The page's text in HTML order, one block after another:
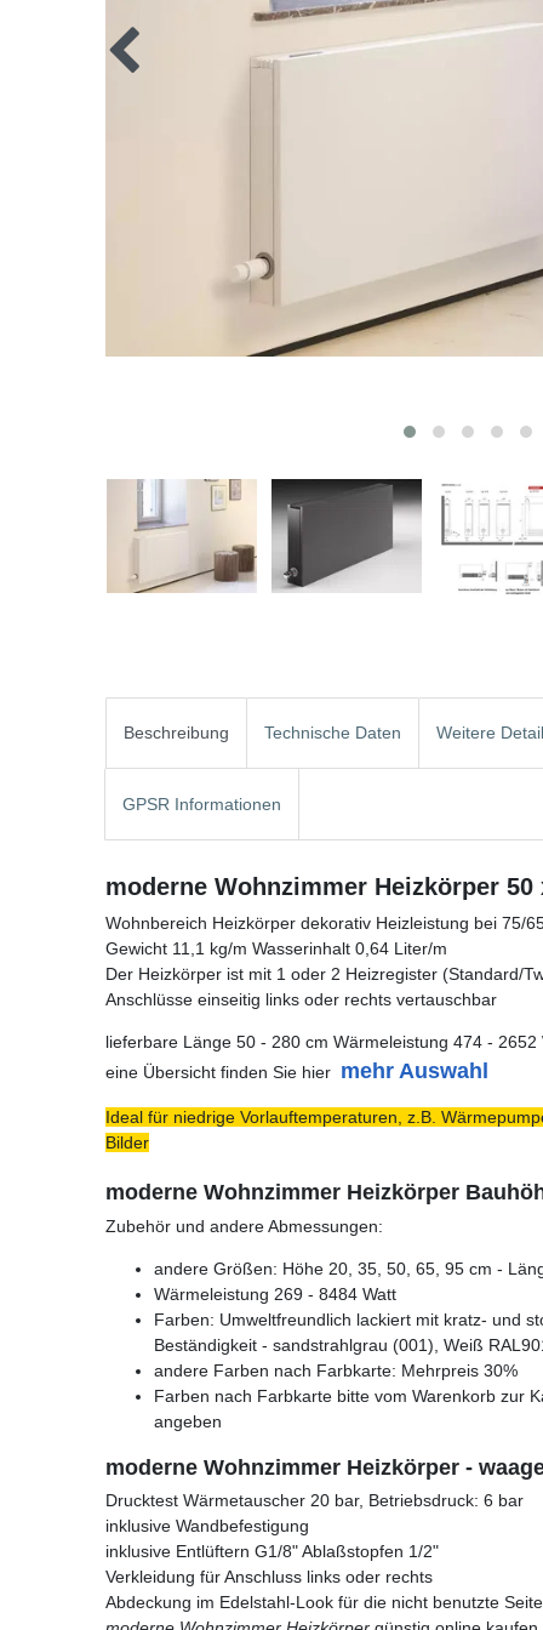
Beschreibung Technische Daten Weitere
GPSR Informationen
moderne Wohnzimmer Heizkörper 50
Wohnbereich Heizkörper dekorativ Heizleistung bei 75/
Gewicht 11,1 kg/m Wasserinhalt 0,64 Liter/m
Der Heizkörper ist mit 1 oder 2 Heizregister (Standard/
Anschlüsse einseitig links oder rechts vertauschbar
lieferbare Länge 50 - 280 cm Wärmeleistung 474 - 2652
eine Übersicht finden Sie hier mehr Auswahl
Ideal für niedrige Vorlauftemperaturen, z.B.
Bilder
moderne Wohnzimmer Heizkörper
Zubehör und andere Abmessungen:
andere Größen: Höhe 20, 35, 50, 65, 95 cm -
Wärmeleistung 269 - 8484 Watt
Farben: Umweltfreundlich lackiert mit kratz- und
Beständigkeit - sandstrahlgrau (001), Weiß
andere Farben nach Farbkarte: Mehrpreis 30%
Farben nach Farbkarte bitte vom Warenkorb zur
angeben
moderne Wohnzimmer Heizkörper -
Drucktest Wärmetauscher 20 bar, Betriebsdruck: 6 bar
inklusive Wandbefestigung
inklusive Entlüftern G1/8" Ablaßstopfen 1/2"
Verkleidung für Anschluss links oder rechts
Abdeckung im Edelstahl-Look für die nicht benutzte Seite